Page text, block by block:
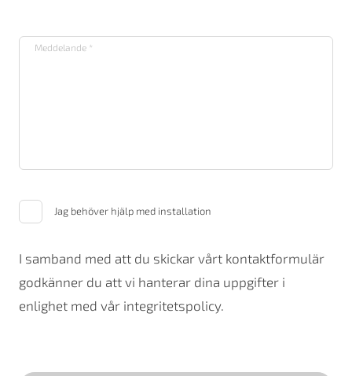
Jag behöver hjälp med installation
I samband med att du skickar vårt kontaktformulär
godkänner du att vi hanterar dina uppgifter i
enlighet med vår integritetspolicy.